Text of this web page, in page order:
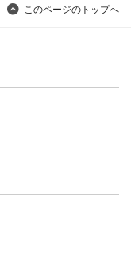
このページのトップへ